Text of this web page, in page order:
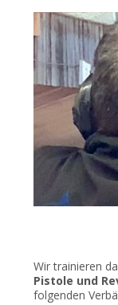
Wir trainieren
Pistole und
folgenden